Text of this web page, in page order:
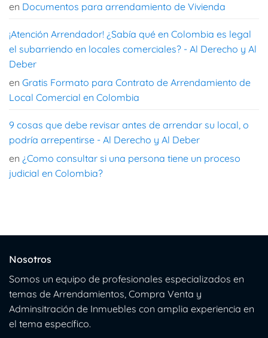
en Documentos para arrendamiento de Vivienda
¡Atención Arrendador! ¿Sabía qué en Colombia es legal
el subarriendo en locales comerciales? - Al Derecho y Al
Deber
en Gratis Formato para Contrato de Arrendamiento de
Local Comercial en Colombia
9 cosas que debe revisar antes de arrendar su local, o
podría arrepentirse - Al Derecho y Al Deber
en ¿Como consultar si una persona tiene un proceso
judicial en Colombia?
Nosotros
Somos un equipo de profesionales especializados en
temas de Arrendamientos, Compra Venta y
Adminsitración de Inmuebles con amplia experiencia en
el tema específico.